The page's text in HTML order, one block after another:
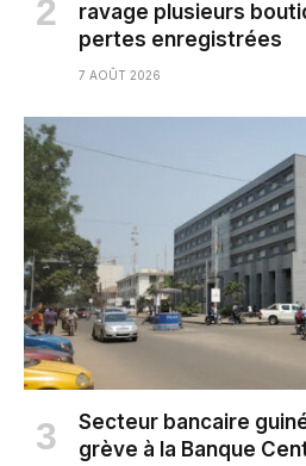
ravage plusieurs
pertes enregistrées
7 AOÛT 2026
Secteur bancaire
grève à la Banque